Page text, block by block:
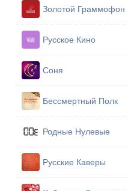
Золотой Граммофон
Русское Кино
Соня
Бессмертный Полк
Родные Нулевые
Русские Каверы